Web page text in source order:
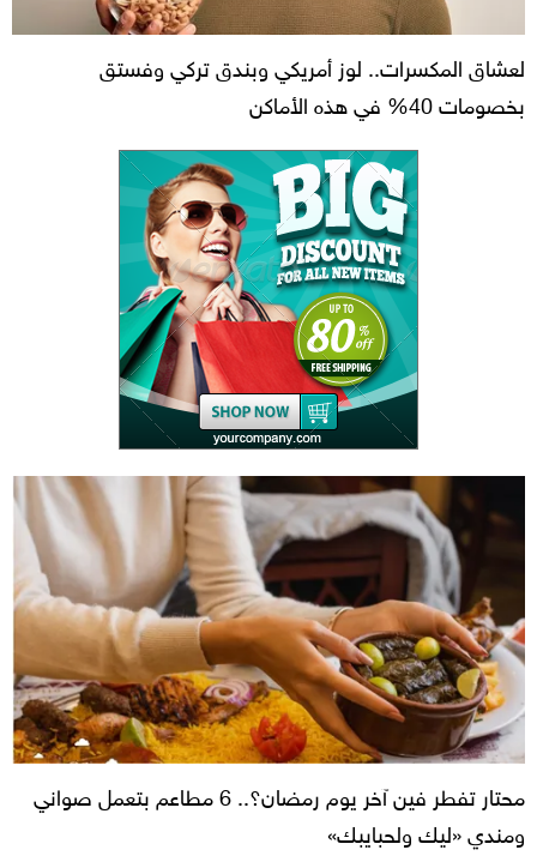
لعشاق المكسرات.. لوز أمريكي وبندق تركي وفستق
بخصومات 40% في هذه الأماكن
محتار تفطر فين آخر يوم رمضان؟.. 6 مطاعم بتعمل صواني
ومندي «ليك ولحبايبك»